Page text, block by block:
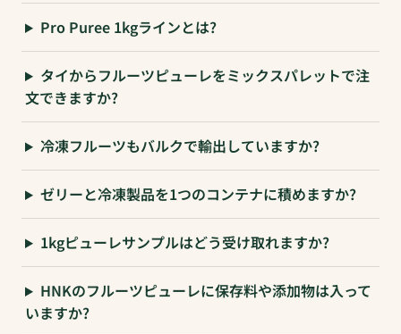
Pro Puree 1kgラインとは?
タイからフルーツピューレをミックスパレットで注
文できますか?
冷凍フルーツもバルクで輸出していますか?
ゼリーと冷凍製品を1つのコンテナに積めますか?
1kgピューレサンプルはどう受け取れますか?
HNKのフルーツピューレに保存料や添加物は入って
いますか?